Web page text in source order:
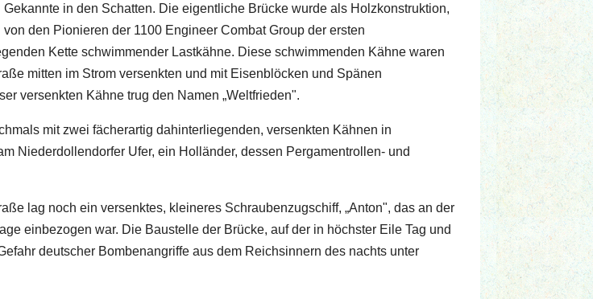
Gekannte in den Schatten. Die eigentliche Brücke wurde als Holzkonstruktion,
von den Pionieren der 1100 Engineer Combat Group der ersten
Kette schwimmender Lastkähne. Diese schwimmenden Kähne waren
mitten im Strom versenkten und mit Eisenblöcken und Spänen
versenkten Kähne trug den Namen „Weltfrieden".
mit zwei fächerartig dahinterliegenden, versenkten Kähnen in
Niederdollendorfer Ufer, ein Holländer, dessen Pergamentrollen- und
lag noch ein versenktes, kleineres Schraubenzugschiff, „Anton", das an der
einbezogen war. Die Baustelle der Brücke, auf der in höchster Eile Tag und
deutscher Bombenangriffe aus dem Reichsinnern des nachts unter